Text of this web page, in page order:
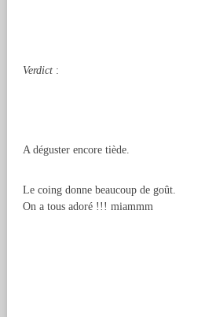
Verdict :
A déguster encore tiède.
Le coing donne beaucoup de goût.
On a tous adoré !!! miammm